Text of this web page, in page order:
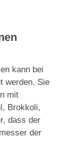
kann bei
werden. Sie
mit
Brokkoli,
dass der
der